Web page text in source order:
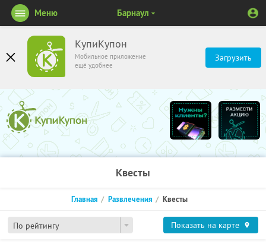
КупиКупон
Мобильное приложение
ещё удобнее
Загрузить
Меню Барнаул
Квесты
По рейтингу
Главная Развлечения Квесты
Показать на карте